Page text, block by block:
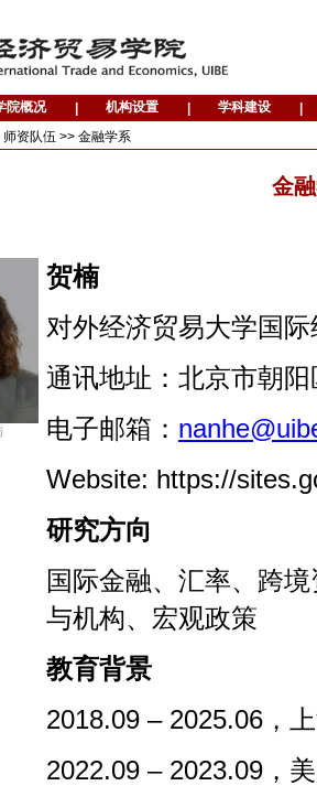
师资队伍 >> 金融学系
金
贺楠
对外经济贸易大学国
通讯地址：北京市朝
电子邮箱 ： nanh
Website: https://
研究方向
国际金融、汇率、跨
与机构、宏观政策
教育背景
2018.09 – 2025.06，
2022.09 – 2023.09，